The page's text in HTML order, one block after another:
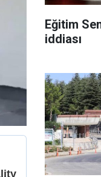
Eğitim
iddiası